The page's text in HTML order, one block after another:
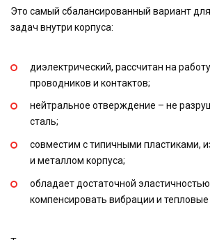
Это самый сбалансированный вариант
задач внутри корпуса:
диэлектрический, рассчитан на
проводников и контактов;
нейтральное отверждение – не
сталь;
совместим с типичными пластиками,
и металлом корпуса;
обладает достаточной
компенсировать вибрации и